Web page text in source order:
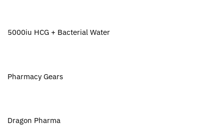
5000iu HCG + Bacterial Water
Pharmacy Gears
Dragon Pharma